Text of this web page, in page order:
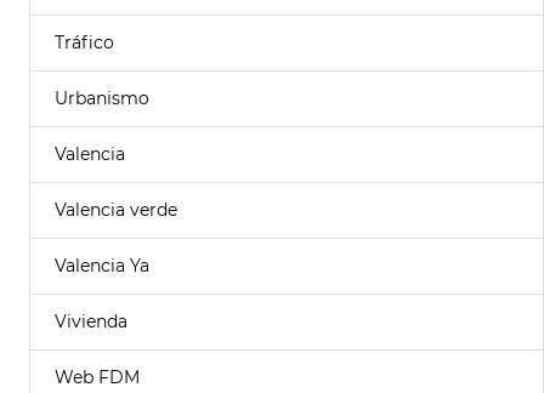
Tráfico
Urbanismo
Valencia
Valencia verde
Valencia Ya
Vivienda
Web FDM